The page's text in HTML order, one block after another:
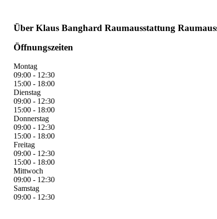
Über Klaus Banghard Raumausstattung
Öffnungszeiten
Montag
09:00 - 12:30
15:00 - 18:00
Dienstag
09:00 - 12:30
15:00 - 18:00
Donnerstag
09:00 - 12:30
15:00 - 18:00
Freitag
09:00 - 12:30
15:00 - 18:00
Mittwoch
09:00 - 12:30
Samstag
09:00 - 12:30